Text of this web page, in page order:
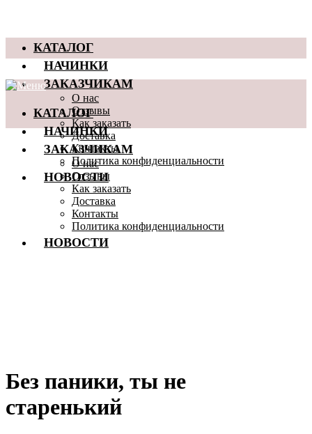
КАТАЛОГ
НАЧИНКИ
ЗАКАЗЧИКАМ
О нас
Отзывы
Как заказать
Доставка
Контакты
Политика конфиденциальности
НОВОСТИ
КАТАЛОГ
НАЧИНКИ
ЗАКАЗЧИКАМ
О нас
Отзывы
Как заказать
Доставка
Контакты
Политика конфиденциальности
НОВОСТИ
Без паники, ты не
старенький